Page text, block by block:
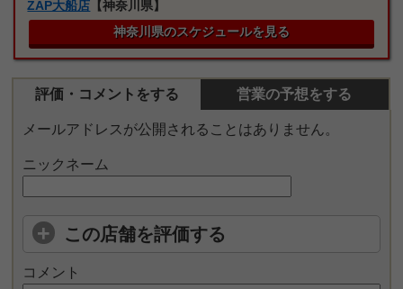
ZAP大船店 【神奈川県】
神奈川県のスケジュールを見る
評価・コメントをする 営業の予想をする
メールアドレスが公開されることはありません。
ニックネーム
この店舗を評価する
コメント